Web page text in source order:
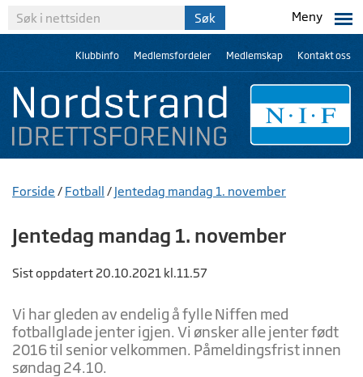
Meny
Klubbinfo Medlemsfordeler Medlemskap Kontakt oss
Forside / Fotball / Jentedag mandag 1. november
Jentedag mandag 1. november
Sist oppdatert 20.10.2021 kl.11.57
Vi har gleden av endelig å fylle Niffen med
fotballglade jenter igjen. Vi ønsker alle jenter født
2016 til senior velkommen. Påmeldingsfrist innen
søndag 24.10.